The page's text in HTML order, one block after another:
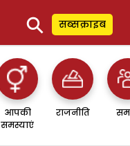
⚲ सब्सक्राइब
आपकी
समस्याएं
राजनीति